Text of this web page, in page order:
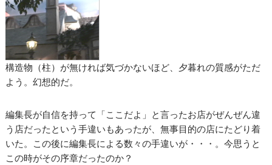
構造物（柱）が無ければ気づかないほど、夕暮れの質感がただ
よう。幻想的だ。
編集長が自信を持って「ここだよ」と言ったお店がぜんぜん違
う店だったという手違いもあったが、無事目的の店にたどり着
いた。この後に編集長による数々の手違いが・・・。今思うと
この時がその序章だったのか？